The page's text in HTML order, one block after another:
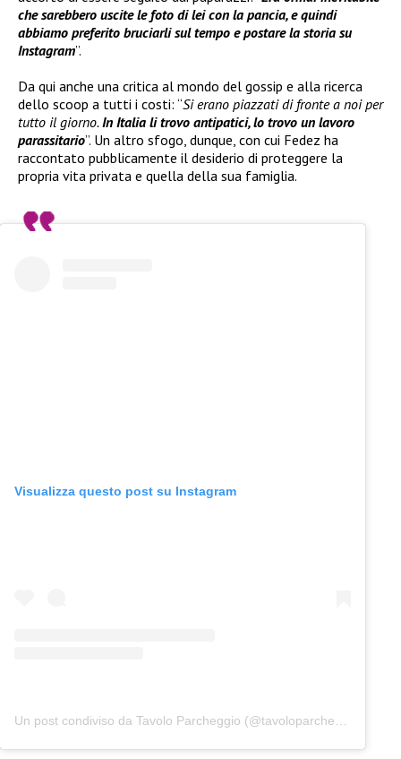
che sarebbero uscite le foto di lei con la pancia, e quindi
abbiamo preferito bruciarli sul tempo e postare la storia su
Instagram”.
Da qui anche una critica al mondo del gossip e alla ricerca
dello scoop a tutti i costi: “Si erano piazzati di fronte a noi per
tutto il giorno.In Italia li trovo antipatici, lo trovo un lavoro
parassitario”. Un altro sfogo, dunque, con cui Fedez ha
raccontato pubblicamente il desiderio di proteggere la
propria vita privata e quella della sua famiglia.
Visualizza questo post su Instagram